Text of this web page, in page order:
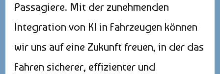
Passagiere. Mit der zunehmenden
Integration von KI in Fahrzeugen können
wir uns auf eine Zukunft freuen, in der das
Fahren sicherer, effizienter und